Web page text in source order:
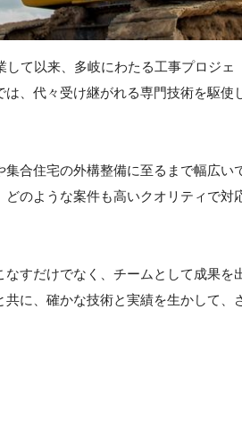
て以来、多岐にわたる工事プロジェ
、代々受け継がれる専門技術を駆使
合住宅の外構整備に至るまで幅広い
のような案件も高いクオリティで対
すだけでなく、チームとして成果を
に、確かな技術と実績を生かして、